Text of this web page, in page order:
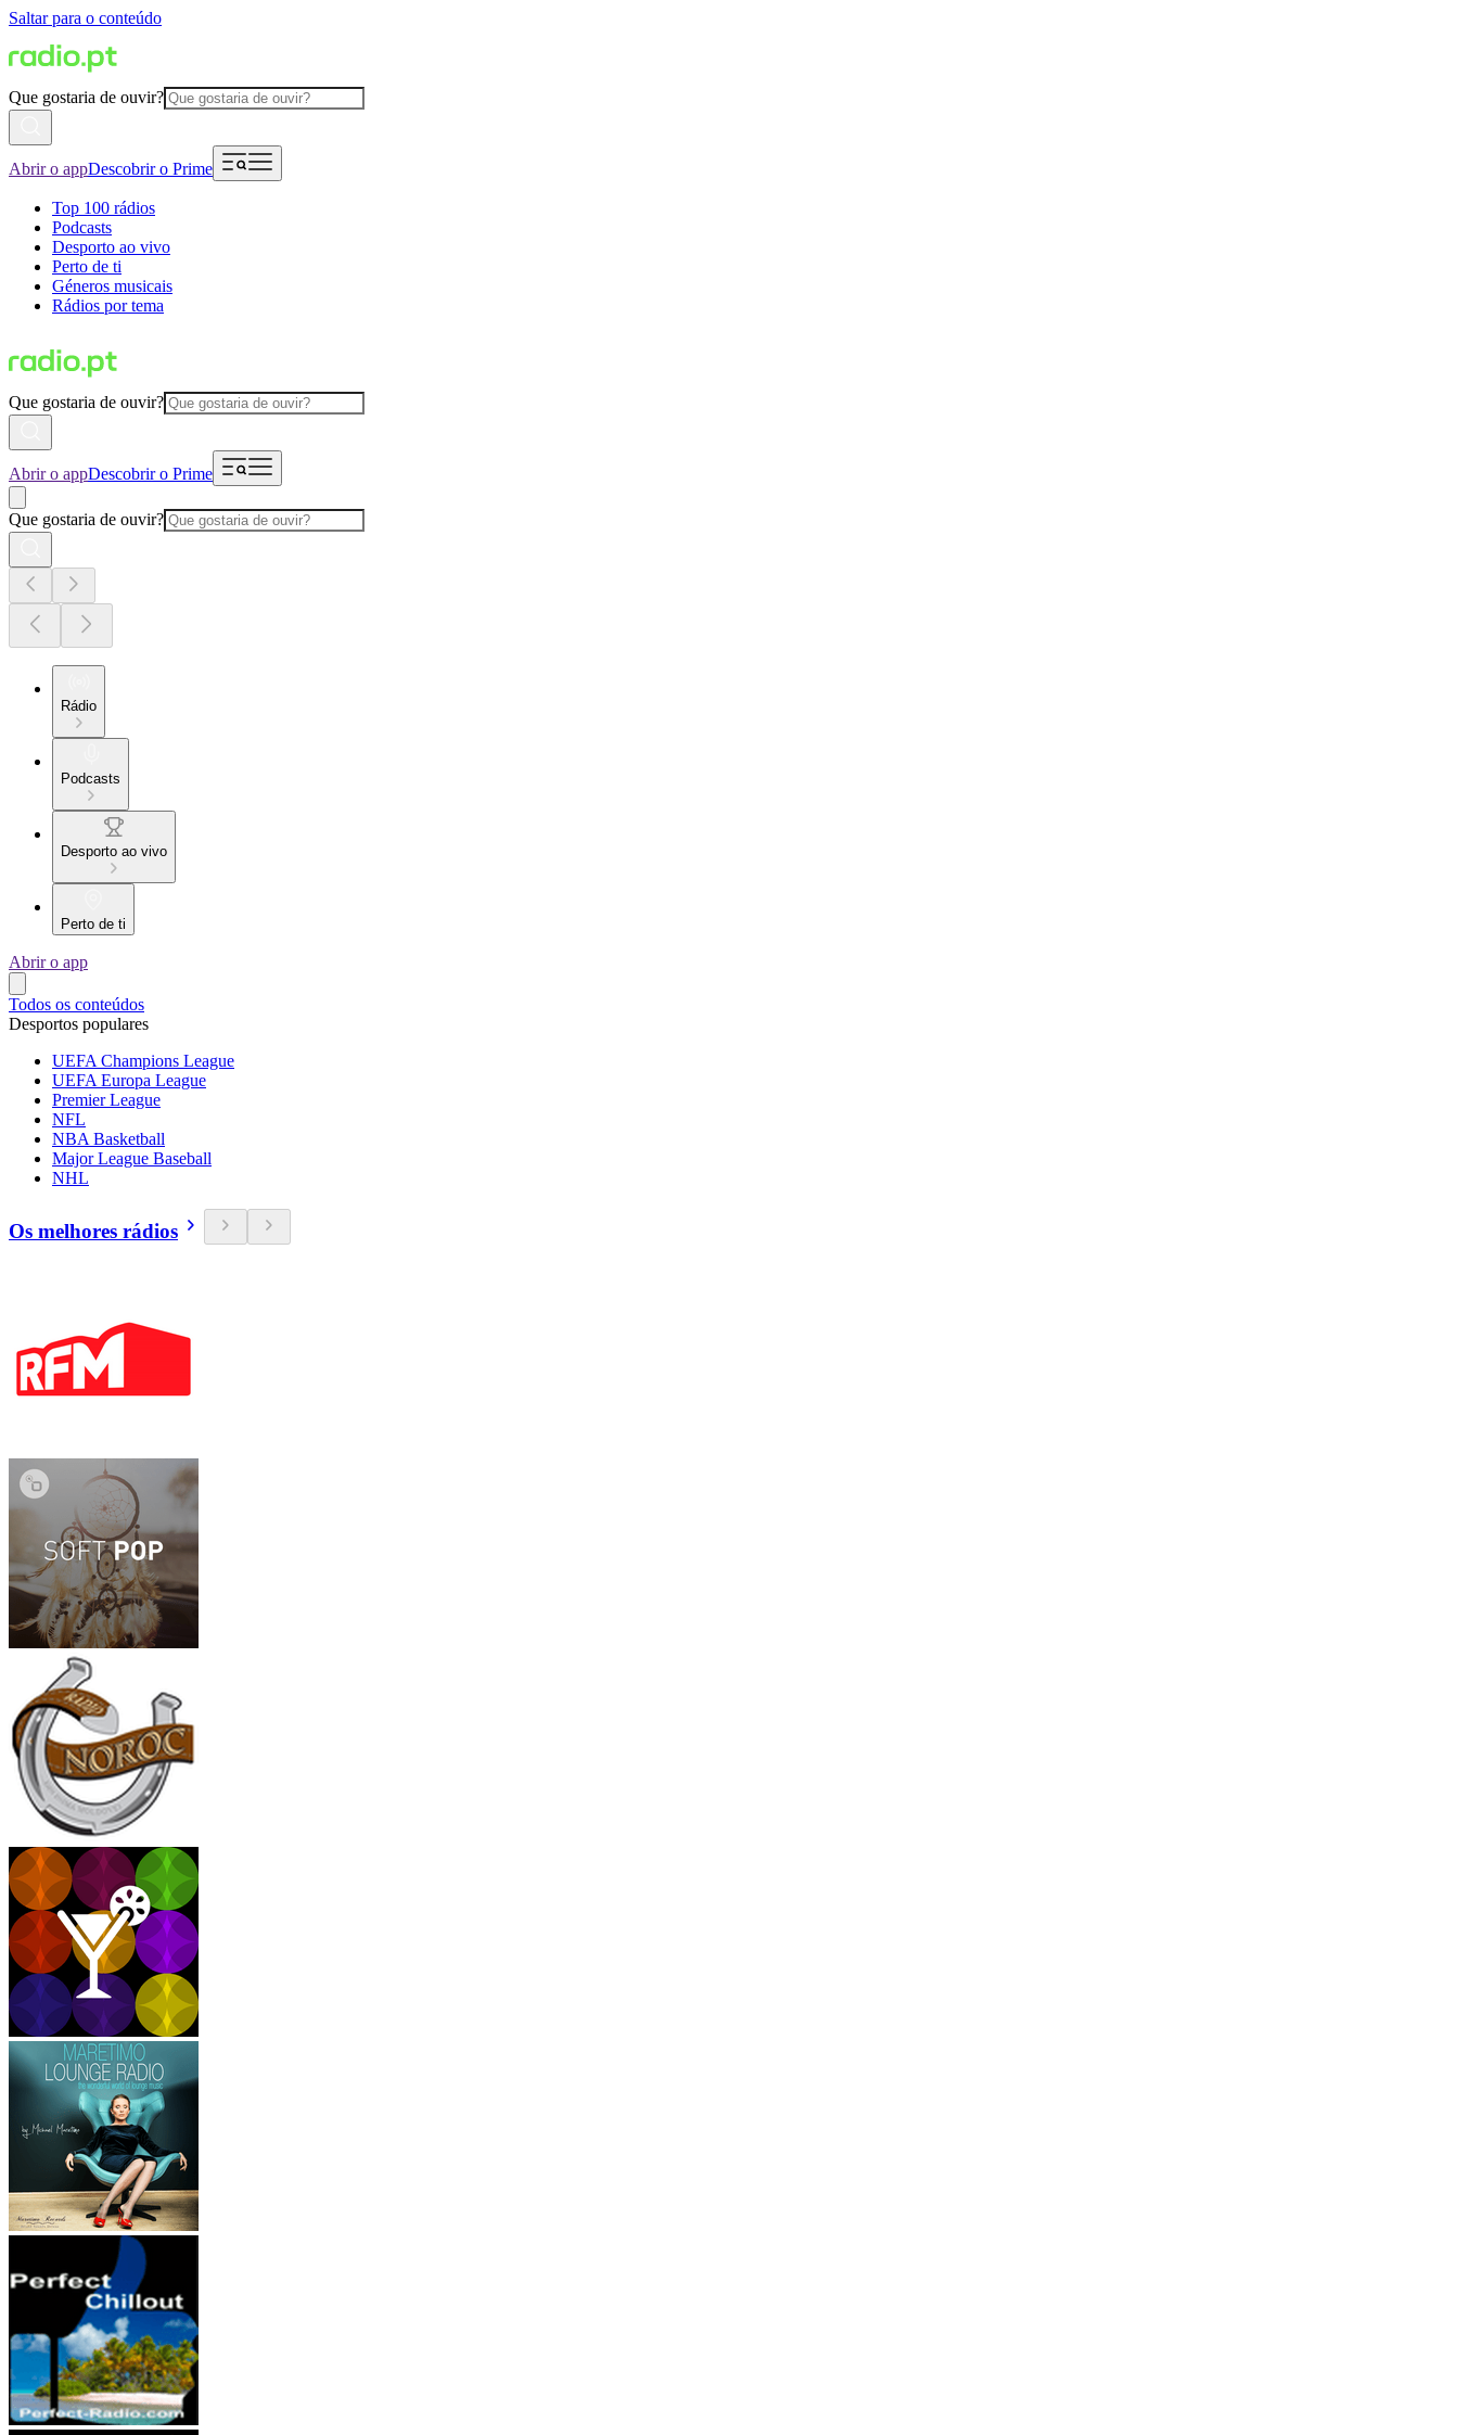
Saltar para o conteúdo
Que gostaria de ouvir?
Abrir o appDescobrir o Prime
Top 100 rádios
Podcasts
Desporto ao vivo
Perto de ti
Géneros musicais
Rádios por tema
Que gostaria de ouvir?
Abrir o appDescobrir o Prime
Que gostaria de ouvir?
Rádio
Podcasts
Desporto ao vivo
Perto de ti
Abrir o app
Todos os conteúdos
Desportos populares
UEFA Champions League
UEFA Europa League
Premier League
NFL
NBA Basketball
Major League Baseball
NHL
Os melhores rádios